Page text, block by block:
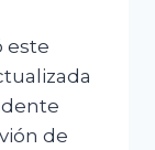
este
de